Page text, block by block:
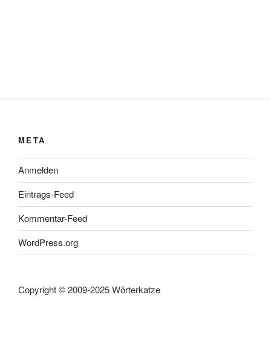
META
Anmelden
Eintrags-Feed
Kommentar-Feed
WordPress.org
Copyright © 2009-2025 Wörterkatze